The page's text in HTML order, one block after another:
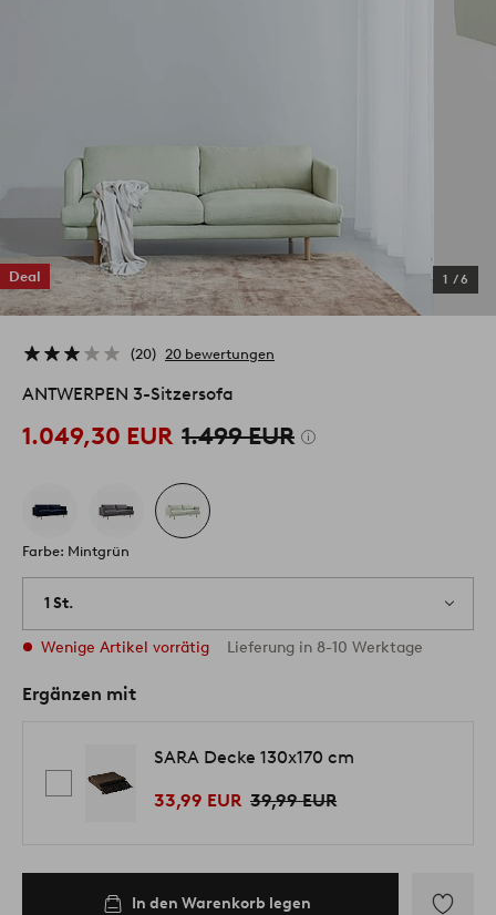
Deal 1 /6
20 20 bewertungen
ANTWERPEN 3-Sitzersofa
1.049,30 EUR 1.499 EUR
Farbe: Mintgrün
1 St.
Wenige Artikel vorrätig Lieferung in 8-10 Werktage
Ergänzen mit
SARA Decke 130x170 cm
33,99 EUR 39,99 EUR
In den Warenkorb legen